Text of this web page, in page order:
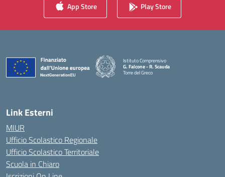
App Store Play Store
Istituto Comprensivo
G. Falcone - R. Scauda
Torre del Greco
Link Esterni
MIUR
Ufficio Scolastico Regionale
Ufficio Scolastico Territoriale
Scuola in Chiaro